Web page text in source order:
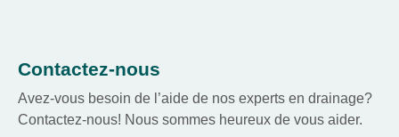
Contactez-nous
Avez-vous besoin de l’aide de nos experts en drainage?
Contactez-nous! Nous sommes heureux de vous aider.